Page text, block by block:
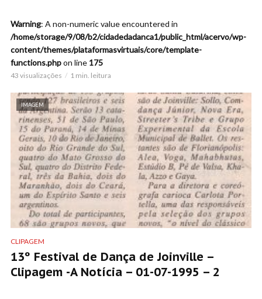
Warning: A non-numeric value encountered in
/home/storage/9/08/b2/cidadedadanca1/public_html/acervo/wp-
content/themes/plataformasvirtuais/core/template-
functions.phpon line 175
43 visualizações 1 min. leitura
IMAGEM
CLIPAGEM
13º Festival de Dança de Joinville –
Clipagem -A Notícia – 01-07-1995 – 2